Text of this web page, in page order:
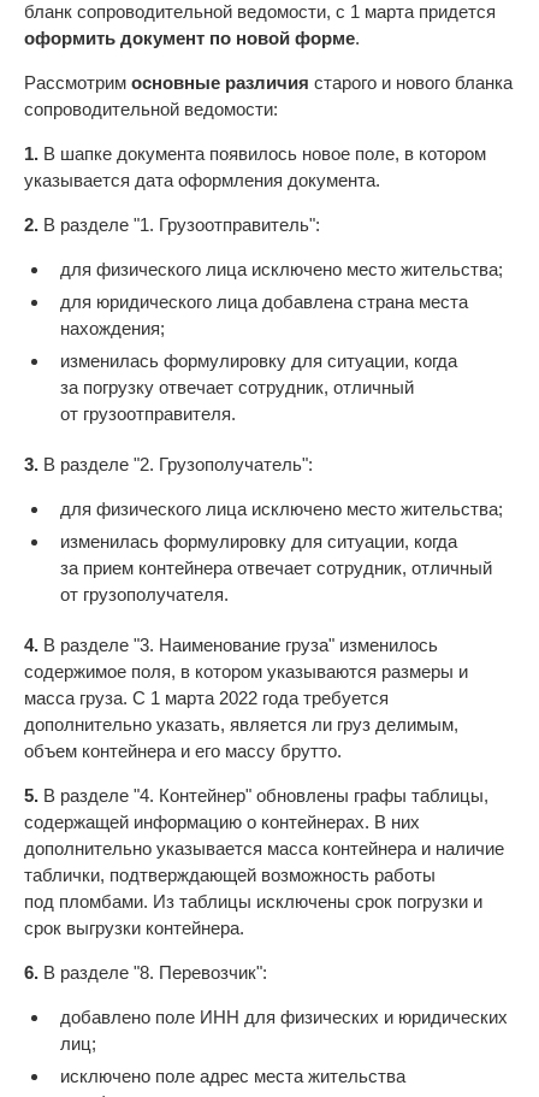
бланк сопроводительной ведомости, с 1 марта придется
оформить документ по новой форме.
Рассмотрим основные различия старого и нового бланка
сопроводительной ведомости:
1. В шапке документа появилось новое поле, в котором
указывается дата оформления документа.
2. В разделе "1. Грузоотправитель":
для физического лица исключено место жительства;
для юридического лица добавлена страна места
нахождения;
изменилась формулировку для ситуации, когда
за погрузку отвечает сотрудник, отличный
от грузоотправителя.
3. В разделе "2. Грузополучатель":
для физического лица исключено место жительства;
изменилась формулировку для ситуации, когда
за прием контейнера отвечает сотрудник, отличный
от грузополучателя.
4. В разделе "3. Наименование груза" изменилось
содержимое поля, в котором указываются размеры и
масса груза. С 1 марта 2022 года требуется
дополнительно указать, является ли груз делимым,
объем контейнера и его массу брутто.
5. В разделе "4. Контейнер" обновлены графы таблицы,
содержащей информацию о контейнерах. В них
дополнительно указывается масса контейнера и наличие
таблички, подтверждающей возможность работы
под пломбами. Из таблицы исключены срок погрузки и
срок выгрузки контейнера.
6. В разделе "8. Перевозчик":
добавлено поле ИНН для физических и юридических
лиц;
исключено поле адрес места жительства